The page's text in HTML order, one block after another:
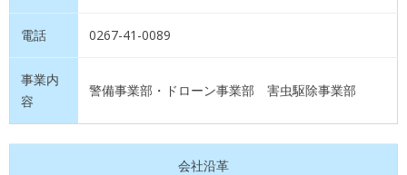
電話 0267-41-0089
事業内
容
警備事業部・ドローン事業部 害虫駆除事業部
会社沿革